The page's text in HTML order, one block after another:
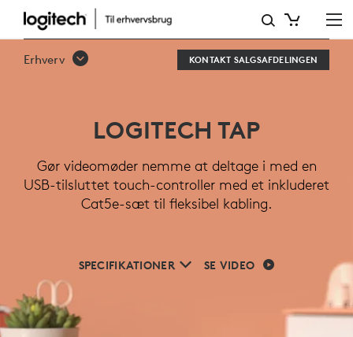
LOGITECH
TAP
MØDELOKALER
Erhverv KONTAKT SALGSAFDELINGEN
LOGITECH TAP
Gør videomøder nemme at deltage i med en
USB-tilsluttet touch-controller med et inkluderet
Cat5e-sæt til fleksibel kabling.
SPECIFIKATIONER SE VIDEO